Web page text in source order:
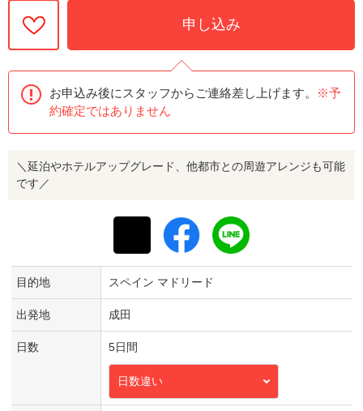
申し込み
お申込み後にスタッフからご連絡差し上げます。
※予
約確定ではありません
＼延泊やホテルアップグレード、他都市との周遊アレンジも可能
です／
目的地 スペイン マドリード
出発地 成田
日数 5日間
日数違い